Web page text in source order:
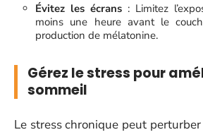
Évitez les écrans : Limitez
moins une heure avant le
production de mélatonine.
Gérez le stress pour
sommeil
Le stress chronique peut